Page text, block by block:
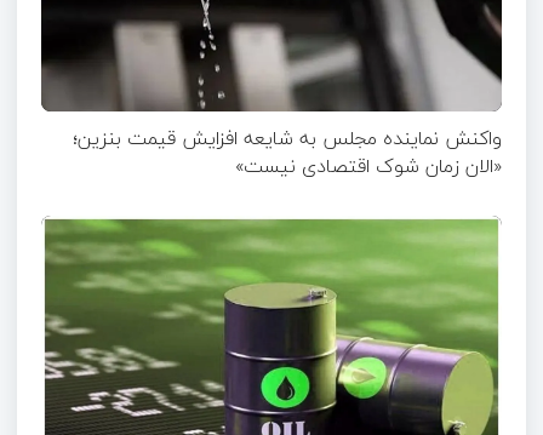
واکنش نماینده مجلس به شایعه افزایش قیمت بنزین؛
«الان زمان شوک اقتصادی نیست»